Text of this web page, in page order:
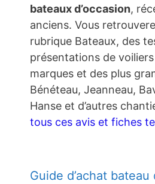
bateaux d’occasion,
anciens. Vous
rubrique Bateaux, des
présentations de
marques et des plus
Bénéteau, Jeanneau,
Hanse et d’autres
tous ces avis et fiches
Guide d’achat bateau